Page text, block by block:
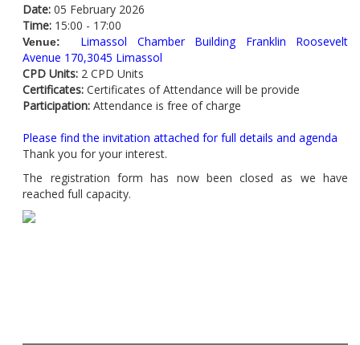
Date: 05 February 2026
Time: 15:00 - 17:00
Venue:
Limassol Chamber Building Franklin Roosevelt
Avenue 170,3045 Limassol
CPD Units: 2 CPD Units
Certificates: Certificates of Attendance will be provide
Participation: Attendance is free of charge
Please find the invitation attached for full details and agenda
Thank you for your interest.
The registration form has now been closed as we have
reached full capacity.